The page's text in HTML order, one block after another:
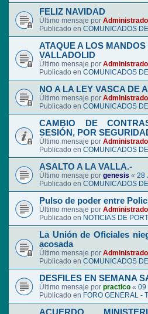
FELIZ NAVIDAD
Último mensaje por
Publicado en COMUNICADOS
ATAQUE A LOS
VALLADOLID
Último mensaje por
Publicado en COMUNICADOS
NO A LA LEY VASCA DE
Último mensaje por
Publicado en COMUNICADOS
CAMBIO DE
SESIÓN, POR
Último mensaje por
Publicado en COMUNICADOS
ASALTO A LA VALLA.-
Último mensaje por genesis « 28
Publicado en COMUNICADOS
Pulso de poder entre
Último mensaje por
Publicado en NOTICIAS DE
La Unión de Oficiales
acosada
Último mensaje por
Publicado en COMUNICADOS
DESFILES EN SEMANA
Último mensaje por practico « 09
Publicado en FORO GENERAL -